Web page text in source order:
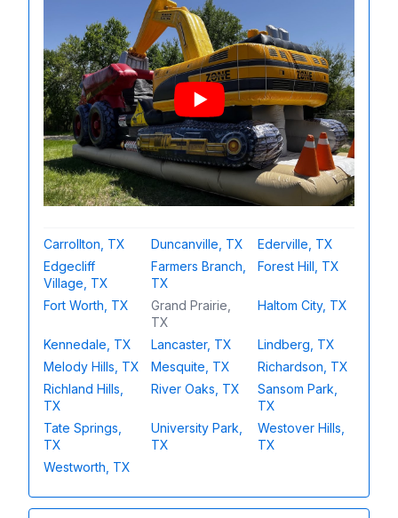
Carrollton, TX Duncanville, TX
Ederville, TX
Edgecliff
Village, TX
Farmers Branch,
TX
Forest Hill, TX
Fort Worth, TX
Grand Prairie,
TX
Haltom City, TX
Kennedale, TX Lancaster, TX
Lindberg, TX
Melody Hills, TX
Mesquite, TX
Richardson, TX
Richland Hills,
TX
River Oaks, TX
Sansom Park,
TX
Tate Springs,
TX
University Park,
TX
Westover Hills,
TX
Westworth, TX